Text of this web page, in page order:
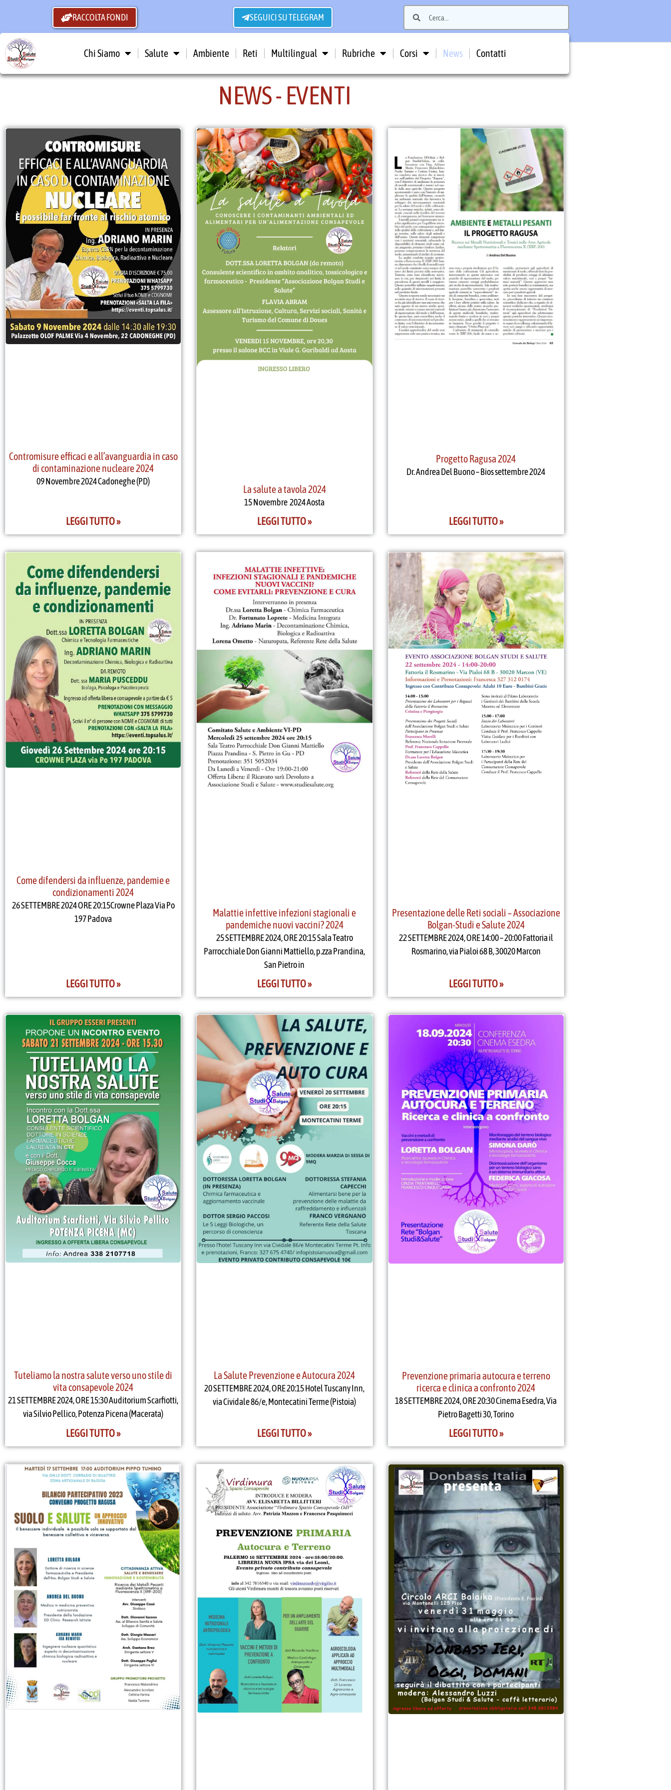
RACCOLTA FONDI SEGUICI SU TELEGRAM
Chi Siamo Salute Ambiente Reti Multilingual Rubriche Corsi News Contatti
NEWS - EVENTI
Contromisure efficaci e all’avanguardia in caso
di contaminazione nucleare 2024
09 Novembre 2024 Cadoneghe (PD)
LEGGI TUTTO »
La salute a tavola 2024
15 Novembre 2024 Aosta
LEGGI TUTTO »
Progetto Ragusa 2024
Dr. Andrea Del Buono – Bios settembre 2024
LEGGI TUTTO »
Come difendersi da influenze, pandemie e
condizionamenti 2024
26 SETTEMBRE 2024 ORE 20:15Crowne Plaza Via Po
197 Padova
LEGGI TUTTO »
Malattie infettive infezioni stagionali e
pandemiche nuovi vaccini? 2024
25 SETTEMBRE 2024, ORE 20:15 Sala Teatro
Parrocchiale Don Gianni Mattiello, p.zza Prandina,
San Pietro in
LEGGI TUTTO »
Presentazione delle Reti sociali – Associazione
Bolgan-Studi e Salute 2024
22 SETTEMBRE 2024, ORE 14:00 – 20:00 Fattoria il
Rosmarino, via Pialoi 68 B, 30020 Marcon
LEGGI TUTTO »
Tuteliamo la nostra salute verso uno stile di
vita consapevole 2024
21 SETTEMBRE 2024, ORE 15:30 Auditorium Scarfiotti,
via Silvio Pellico, Potenza Picena (Macerata)
LEGGI TUTTO »
La Salute Prevenzione e Autocura 2024
20 SETTEMBRE 2024, ORE 20:15 Hotel Tuscany Inn,
via Cividale 86/e, Montecatini Terme (Pistoia)
LEGGI TUTTO »
Prevenzione primaria autocura e terreno
ricerca e clinica a confronto 2024
18 SETTEMBRE 2024, ORE 20:30 Cinema Esedra, Via
Pietro Bagetti 30, Torino
LEGGI TUTTO »